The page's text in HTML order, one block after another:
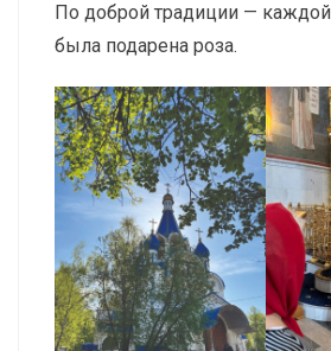
По доброй традиции —
была подарена роза.